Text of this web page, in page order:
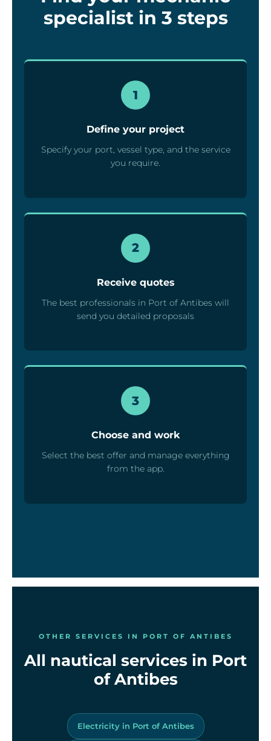
specialist in 3 steps
1
Define your project
Specify your port, vessel type, and the service
you require.
2
Receive quotes
The best professionals in Port of Antibes will
send you detailed proposals
3
Choose and work
Select the best offer and manage everything
from the app.
OTHER SERVICES IN PORT OF ANTIBES
All nautical services in Port
of Antibes
Electricity in Port of Antibes